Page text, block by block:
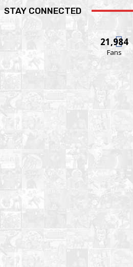
STAY CONNECTED
21,984
Fans